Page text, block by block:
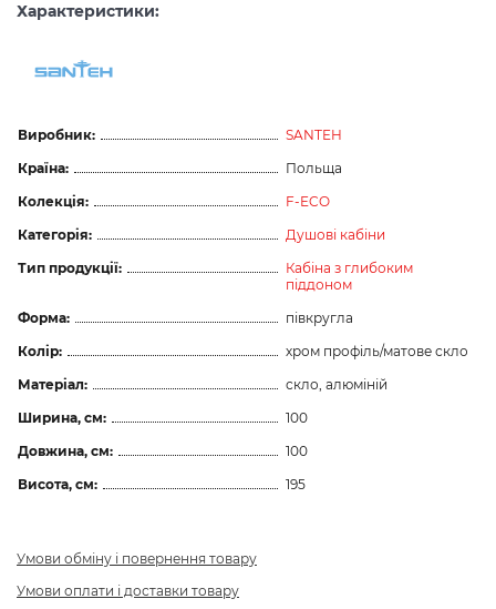
Характеристики:
Виробник:
SANTEH
Країна:
Польща
Колекція:
F-ECO
Категорія:
Душові кабіни
Тип продукції:
Кабіна з глибоким
піддоном
Форма:
півкругла
Колір:
хром профіль/матове скло
Матеріал:
скло, алюміній
Ширина, см:
100
Довжина, см:
100
Висота, см:
195
Умови обміну і повернення товару
Умови оплати і доставки товару